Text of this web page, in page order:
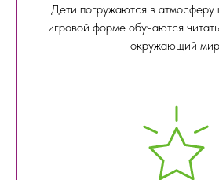
Дети погружаются в атмосферу
игровой форме обучаются
окружающий мир.